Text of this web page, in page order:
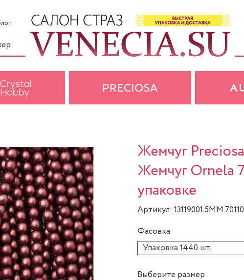
Жемчуг
Жемчуг Ornela
упаковке
Артикул:
Фасовка
Упаковка 1440 шт.
Выберите размер